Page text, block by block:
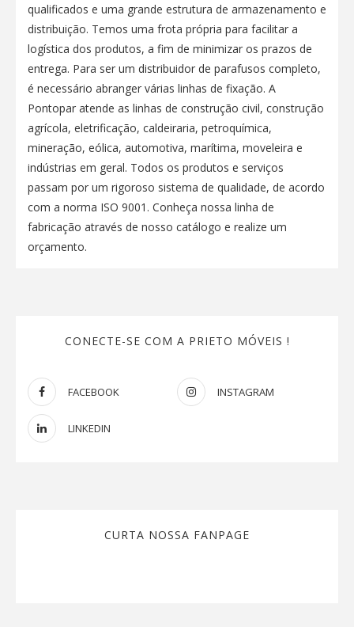
qualificados e uma grande estrutura de armazenamento e
distribuição. Temos uma frota própria para facilitar a
logística dos produtos, a fim de minimizar os prazos de
entrega. Para ser um distribuidor de parafusos completo,
é necessário abranger várias linhas de fixação. A
Pontopar atende as linhas de construção civil, construção
agrícola, eletrificação, caldeiraria, petroquímica,
mineração, eólica, automotiva, marítima, moveleira e
indústrias em geral. Todos os produtos e serviços
passam por um rigoroso sistema de qualidade, de acordo
com a norma ISO 9001. Conheça nossa linha de
fabricação através de nosso catálogo e realize um
orçamento.
CONECTE-SE COM A PRIETO MÓVEIS !
FACEBOOK INSTAGRAM
LINKEDIN
CURTA NOSSA FANPAGE